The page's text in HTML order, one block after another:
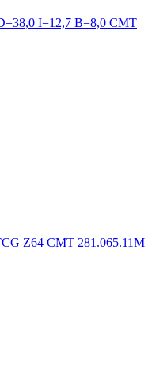
I=12,7 B=8,0 CMT
Z64 CMT 281.065.11M